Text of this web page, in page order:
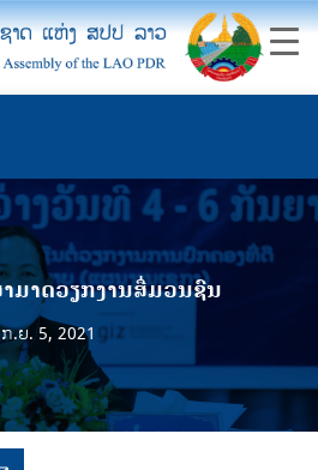
ມາດວຽກງານສື່ມວນຊົນ
ກ.ຍ. 5, 2021